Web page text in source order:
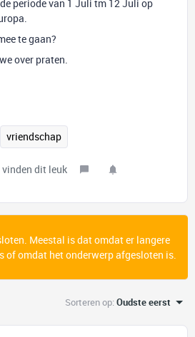
periode van 1 Juli tm 12 Juli op
te gaan?
over praten.
vriendschap
vinden dit leuk
Meestal is dat omdat er langere
of omdat het onderwerp afgesloten is.
Sorteren op:Oudste eerst